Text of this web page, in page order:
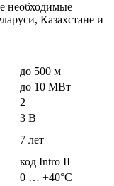
необходимые
Казахстане и
до 500 м
до 10 МВт
2
3 В
7 лет
код Intro II
0 … +40°C